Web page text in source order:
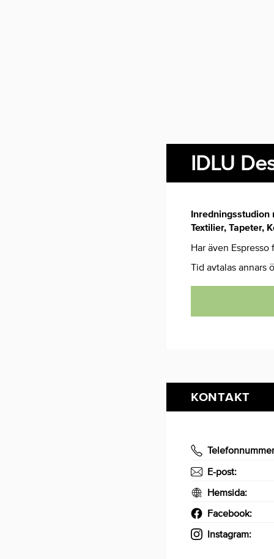
IDLU
Inredningsstudion
Textilier, Tapeter,
Har även
Tid avtalas annars
KONTAKT
E-post:
Hemsida:
Facebook:
Instagram: